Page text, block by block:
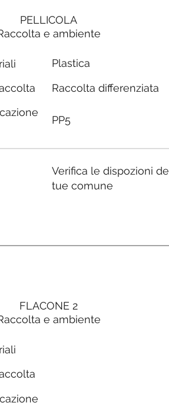
PELLICOLA
e ambiente
Plastica
Raccolta differenziata
PP5
Verifica le dispozioni
tue comune
FLACONE 2
e ambiente